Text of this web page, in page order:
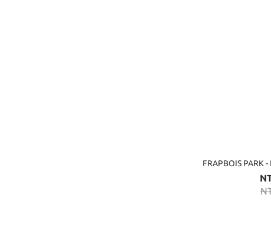
FRAPBOIS PARK